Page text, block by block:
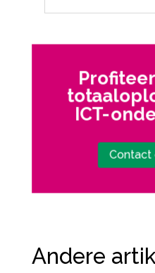
ICT-
Contact
Andere